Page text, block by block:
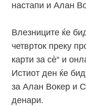
настапи и Алан
Влезниците ќе
четврток преку
карти за сѐ“ и
Истиот ден ќе
за Алан Вокер и
денари.